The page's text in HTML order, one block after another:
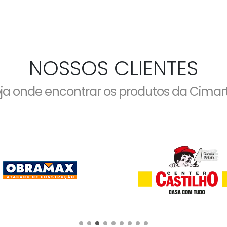
NOSSOS CLIENTES
onde encontrar os produtos da